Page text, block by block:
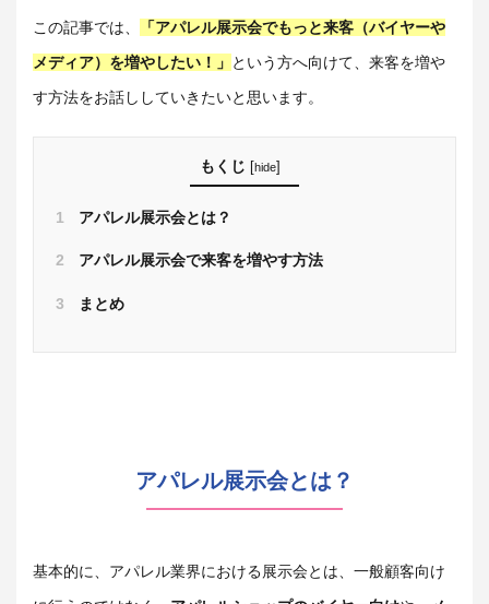
この記事では、
「アパレル展示会でもっと来客（バイヤーや
メディア）を増やしたい！」 という方へ向けて、来客を増や
す方法をお話ししていきたいと思います。
もくじ hide]
1 アパレル展示会とは？
2 アパレル展示会で来客を増やす方法
3 まとめ
アパレル展示会とは？
基本的に、アパレル業界における展示会とは、一般顧客向け